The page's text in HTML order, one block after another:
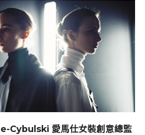
Cybulski 愛馬仕女裝創意總監